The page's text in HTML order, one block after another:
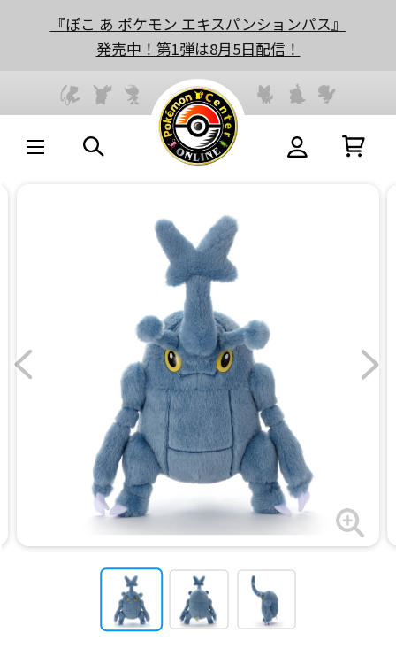
『ぽこ あ ポケモン エキスパンションパス』
発売中！第1弾は8月5日配信！